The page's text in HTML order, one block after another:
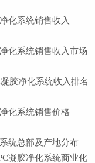
化系统销售收入
化系统销售收入市场
胶净化系统收入排名
化系统销售价格
统总部及产地分布
凝胶净化系统商业化